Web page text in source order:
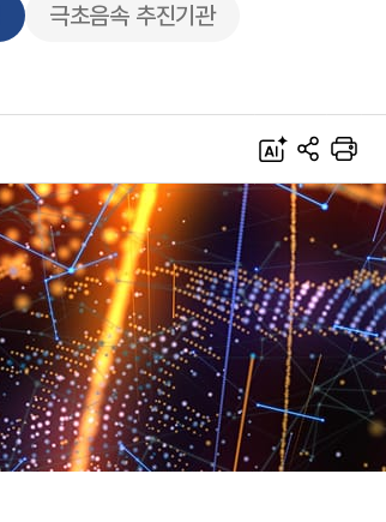
극초음속 추진기관
A
I
S
N
S
유
프
린
트